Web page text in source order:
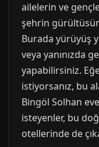
ailelerin ve
şehrin
Burada yürüyüş
veya yanınızda
yapabilirsiniz.
istiyorsanız, bu
Bingöl Solhan
isteyenler, bu
otellerinde de